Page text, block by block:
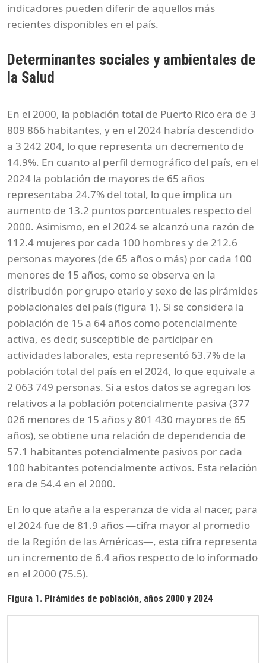
indicadores pueden diferir de aquellos más
recientes disponibles en el país.
Determinantes sociales y ambientales de
la Salud
En el 2000, la población total de Puerto Rico era de 3
809 866 habitantes, y en el 2024 habría descendido
a 3 242 204, lo que representa un decremento de
14.9%. En cuanto al perfil demográfico del país, en el
2024 la población de mayores de 65 años
representaba 24.7% del total, lo que implica un
aumento de 13.2 puntos porcentuales respecto del
2000. Asimismo, en el 2024 se alcanzó una razón de
112.4 mujeres por cada 100 hombres y de 212.6
personas mayores (de 65 años o más) por cada 100
menores de 15 años, como se observa en la
distribución por grupo etario y sexo de las pirámides
poblacionales del país (figura 1). Si se considera la
población de 15 a 64 años como potencialmente
activa, es decir, susceptible de participar en
actividades laborales, esta representó 63.7% de la
población total del país en el 2024, lo que equivale a
2 063 749 personas. Si a estos datos se agregan los
relativos a la población potencialmente pasiva (377
026 menores de 15 años y 801 430 mayores de 65
años), se obtiene una relación de dependencia de
57.1 habitantes potencialmente pasivos por cada
100 habitantes potencialmente activos. Esta relación
era de 54.4 en el 2000.
En lo que atañe a la esperanza de vida al nacer, para
el 2024 fue de 81.9 años —cifra mayor al promedio
de la Región de las Américas—, esta cifra representa
un incremento de 6.4 años respecto de lo informado
en el 2000 (75.5).
Figura 1. Pirámides de población, años 2000 y 2024